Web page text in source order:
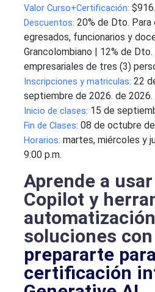
Valor Curso+Certificación:
Descuentos: 20% de Dto.
egresados, funcionarios y
Grancolombiano | 12% de Dto.
empresariales de tres (3)
Inscripciones y matriculas: 22
septiembre de 2026. de 2026.
Inicio de clases: 15 de
Fin de Clases: 08 de octubre
Horarios: martes, miércoles y
9:00 p.m.
Aprende a usar
Copilot y
soluciones
prepararte
certificación